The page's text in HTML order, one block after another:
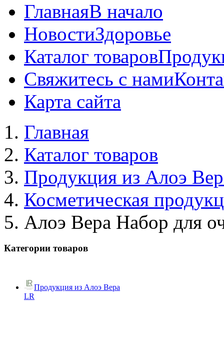
ГлавнаяВ начало
НовостиЗдоровье
Каталог товаров
Свяжитесь с нами
Карта сайта
Главная
Каталог товаров
Продукция из Алоэ
Косметическая
Алоэ Вера Набор для
Категории товаров
Продукция из Алоэ Вера
LR